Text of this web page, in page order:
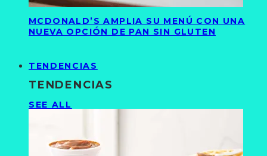
MCDONALD’S AMPLIA SU MENÚ CON UNA
NUEVA OPCIÓN DE PAN SIN GLUTEN
TENDENCIAS
TENDENCIAS
SEE ALL